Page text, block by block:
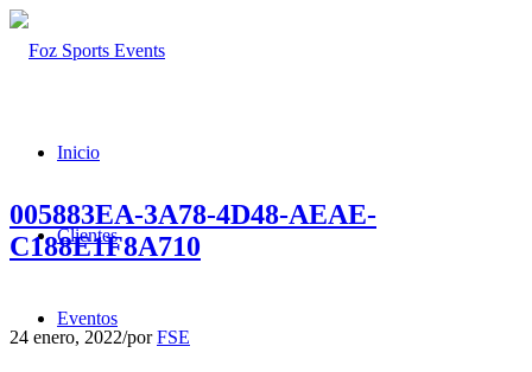
Inicio
Clientes
Eventos
005883EA-3A78-4D48-AEAE-
C188E1F8A710
24 enero, 2022/porFSE